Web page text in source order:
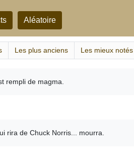
Aléatoire
Les plus anciens Les mieux notés
rempli de magma.
rira de Chuck Norris... mourra.